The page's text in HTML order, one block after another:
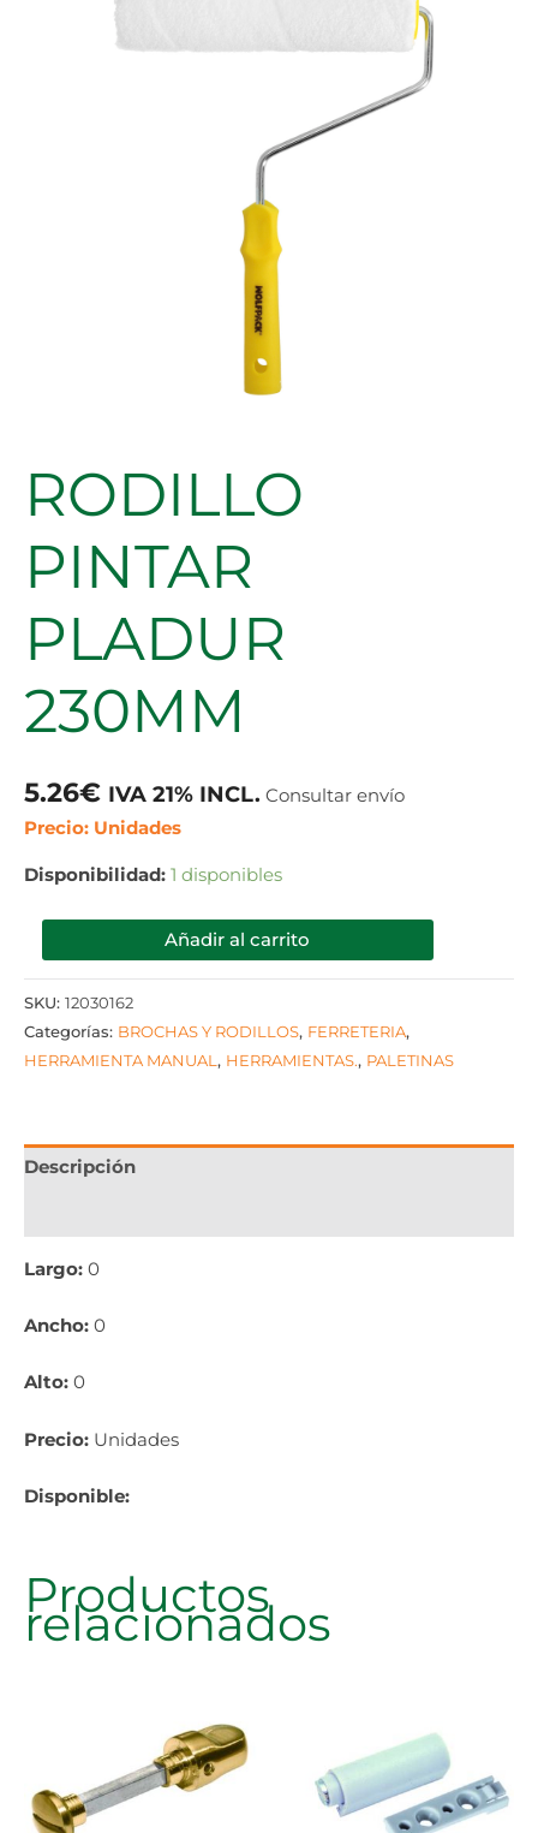
RODILLO
PINTAR
PLADUR
230MM
5.26€ IVA 21% INCL. Consultar envío
Precio: Unidades
Disponibilidad: 1 disponibles
Añadir al carrito
SKU: 12030162
Categorías: BROCHAS Y RODILLOS, FERRETERIA,
HERRAMIENTA MANUAL , HERRAMIENTAS., PALETINAS
Descripción
Largo: 0
Ancho: 0
Alto: 0
Precio: Unidades
Disponible:
Productos
relacionados